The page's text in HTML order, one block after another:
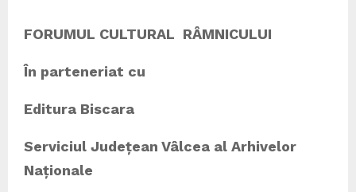
FORUMUL CULTURAL RÂMNICULUI
În parteneriat cu
Editura Biscara
Serviciul Județean Vâlcea al Arhivelor
Naționale